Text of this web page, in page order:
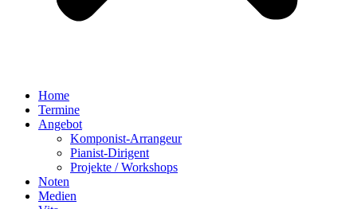
Home
Termine
Angebot
Komponist-Arrangeur
Pianist-Dirigent
Projekte / Workshops
Noten
Medien